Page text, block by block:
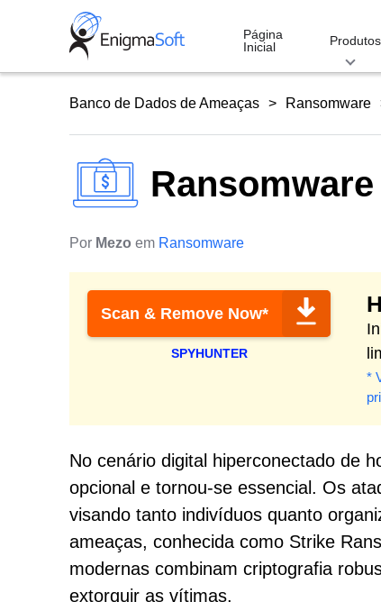
Página
Inicial
Produtos
Banco de Dados de Ameaças Ransomware
Por Mezo em Ransomware
Scan & Remove Now*
SPYHUNTER
*
No cenário digital hiperconectado de
opcional e tornou-se essencial. Os
visando tanto indivíduos quanto
ameaças, conhecida como Strike
modernas combinam criptografia
extorquir as vítimas.